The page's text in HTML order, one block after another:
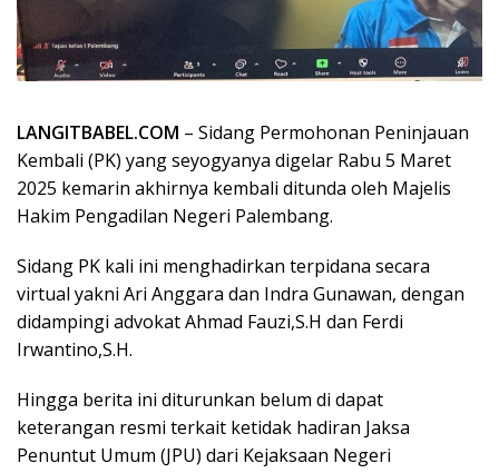
LANGITBABEL.COM – Sidang Permohonan Peninjauan
Kembali (PK) yang seyogyanya digelar Rabu 5 Maret
2025 kemarin akhirnya kembali ditunda oleh Majelis
Hakim Pengadilan Negeri Palembang.
Sidang PK kali ini menghadirkan terpidana secara
virtual yakni Ari Anggara dan Indra Gunawan, dengan
didampingi advokat Ahmad Fauzi,S.H dan Ferdi
Irwantino,S.H.
Hingga berita ini diturunkan belum di dapat
keterangan resmi terkait ketidak hadiran Jaksa
Penuntut Umum (JPU) dari Kejaksaan Negeri